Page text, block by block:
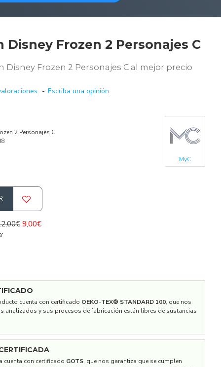
Frozen 2 Personajes C
2 Personajes C
MyC
Frozen 2 Personajes C al mejor precio
- Escriba una opinión
9,00€
cuenta con certificado OEKO-TEX® STANDARD 100, que nos
analizados y sus procesos de fabricación están libres de sustancias
cuenta con certificado GOTS, que nos garantiza que se cumplen